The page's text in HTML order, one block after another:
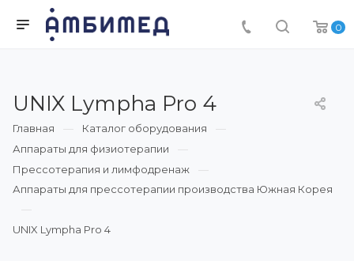
0
UNIX Lympha Pro 4
Главная
Каталог оборудования
Аппараты для физиотерапии
Прессотерапия и лимфодренаж
Аппараты для прессотерапии производства Южная Корея
UNIX Lympha Pro 4